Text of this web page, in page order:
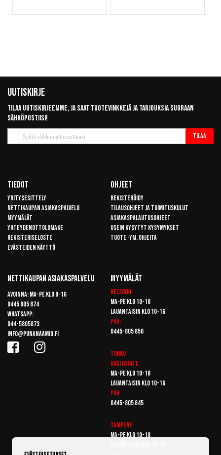
Uutiskirje
Tilaa uutiskirjeemme, ja saat tuotevinkkejä ja tarjouksia suoraan
sähköpostiisi!
uutiskirje
Tilaa
Tiedot
Yritysesittely
Nettikaupan asiakaspalvelu
Myymälät
Yhteydenottolomake
Rekisteriseloste
Evästeiden käyttö
Ohjeet
Rekisteröidy
Tilausohjeet ja toimituskulut
Asiakaspalautusohjeet
Usein kysytyt kysymykset
Tuote -ym. ohjeita
Nettikaupan Asiakaspalvelu
Avoinna: Ma-pe klo 8-16
0445 805 874
Whatsapp:
044-5805873
info@punanaamio.fi
Myymälät
Helsinki
Ma-pe klo 10-18
Lauantaisin klo 10-16
Puh:
0445-805 850
Turku
Uusi osoite
Ma-pe klo 10-18
Lauantaisin klo 10-16
Puh:
0445-805 845
Tampere
Ma-pe klo 10-18